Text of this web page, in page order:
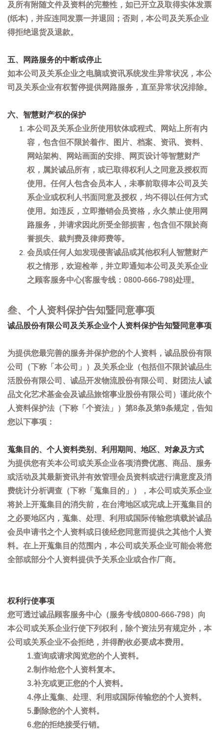
及所有附随文件及资料的完整性，如已开立及取得实体发票
(纸本)，并应连同发票一并退回；否则，本公司及关系企业
得拒绝退货及退款。
五、网路服务的中断或停止
如本公司及关系企业之电脑或资讯系统发生异常状况，本公
司及关系企业有权暂停提供网路服务，直至异常状况排除。
六、智慧财产权的保护
本公司及关系企业所使用软体或程式、网站上所有内
容，包含但不限於着作、图片、档案、资讯、资料、
网站架构、网站画面的安排、网页设计等智慧财产
权，属於诚品所有，或已取得权利人之同意及授权而
使用。任何人包含会员本人，未事前取得本公司及关
系企业或权利人书面同意及授权，均不得以任何方式
使用。如违反，立即撤销会员资格，永久禁止使用网
路服务，并请求因此所受全部损害，包含但不限於商
誉损失、裁判费及律师费等。
会员或任何人如发现侵害诚品或其他权利人智慧财产
权之情形，欢迎检举，并立即通知本公司及关系企业
之顾客服务中心(客服专线：0800-666-798)处理。
叁、个人资料保护告知暨同意事项
诚品股份有限公司及关系企业个人资料保护告知暨同意事项
为提供您最完善的服务并保护您的个人资料，诚品股份有限
公司（下称「本公司」）及关系企业（包括但不限於诚品生
活股份有限公司、诚品开发物流股份有限公司、财团法人诚
品文化艺术基金会及诚品旅馆事业股份有限公司）谨此依个
人资料保护法（下称「个资法」）第8条及第9条规定，告知
您以下事项：
蒐集目的、个人资料类别、利用期间、地区、对象及方式
为提供您有关本公司或关系企业各项消费优惠、商品、服务
或活动及其最新资讯并有效管理会员资料或进行满意度及消
费统计分析调查（下称「蒐集目的」），本公司或关系企业
将於上开蒐集目的消失前，在台湾地区或完成上开蒐集目的
之必要地区内，蒐集、处理、利用或国际传输您填载於诚品
会员申请书之个人资料或日後经您同意而提供之其他个人资
料。在上开蒐集目的范围内，本公司或关系企业可能会将您
全部或部分个人资料提供予关系企业或合作厂商。
权利行使事项
您可透过诚品顾客服务中心（服务专线0800-666-798）向
本公司或关系企业行使下列权利，除个资法另有规定外，本
公司或关系企业不会拒绝，并得酌收必要成本费用。
1.查询或请求阅览您的个人资料。
2.制作给您个人资料复本。
3.补充或更正您的个人资料。
4.停止蒐集、处理、利用或国际传输您的个人资料。
5.删除您的个人资料。
6.您的拒绝接受行销。